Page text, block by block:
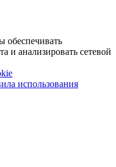
обеспечивать
и анализировать сетевой
использования